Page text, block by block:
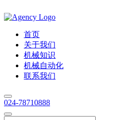
首页
关于我们
机械知识
机械自动化
联系我们
024-78710888